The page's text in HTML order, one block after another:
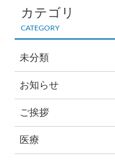
カテゴリ
CATEGORY
未分類
お知らせ
ご挨拶
医療